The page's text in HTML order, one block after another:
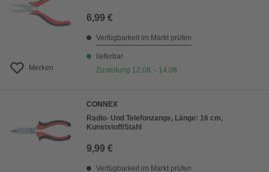
Merken
6,99 €
Verfügbarkeit im Markt prüfen
lieferbar
Zustellung 12.08. - 14.08.
CONNEX
Radio- Und Telefonzange, Länge: 16 cm,
Kunststoff/Stahl
9,99 €
Verfügbarkeit im Markt prüfen